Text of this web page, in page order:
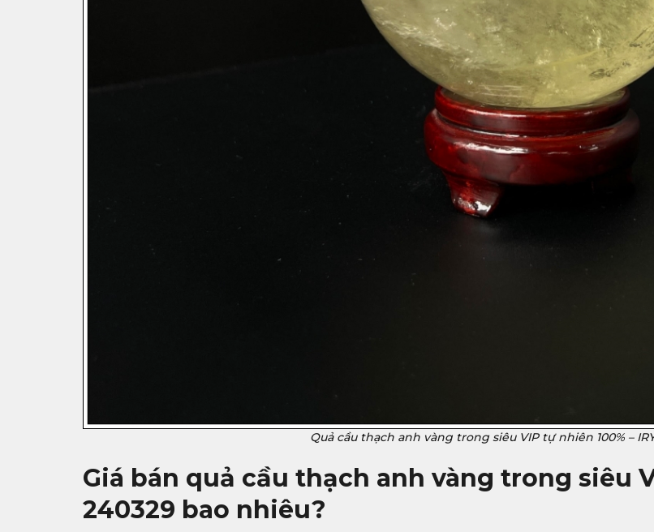
Quả cầu thạch anh vàng trong siêu VIP tự nhiên 100% –
Giá bán quả cầu thạch anh vàng trong siêu
240329 bao nhiêu?